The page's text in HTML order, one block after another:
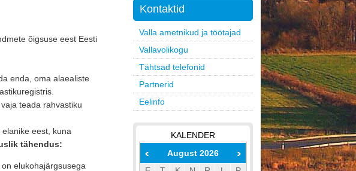
õigsuse eest Eesti
enda, oma alaealiste
teada rahvastiku
eest, kuna
tähendus:
elukohajärgsusega
Kontaktid
Valla ametnikud ja töötajad
Vallavolikogu
Tähtsad telefonid
Partnerid
Eelinfo
KALENDER
August 2026